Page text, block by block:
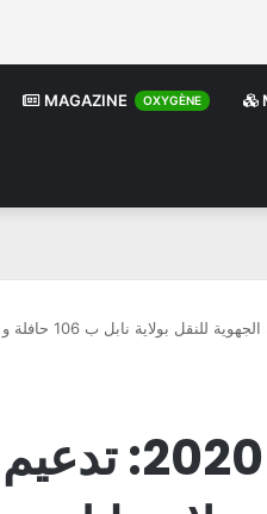
MAGAZINE OXYGÈNE
خلال سنة